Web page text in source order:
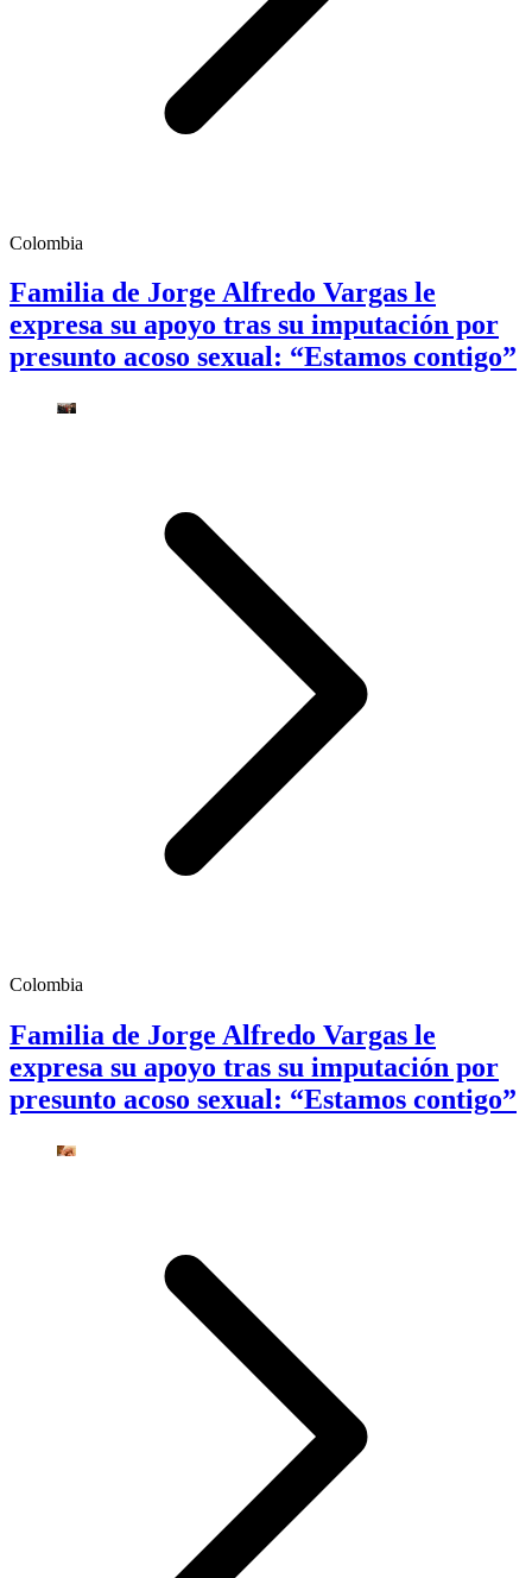
Colombia
Familia de Jorge Alfredo Vargas le
expresa su apoyo tras su imputación por
presunto acoso sexual: “Estamos contigo”
Colombia
Familia de Jorge Alfredo Vargas le
expresa su apoyo tras su imputación por
presunto acoso sexual: “Estamos contigo”